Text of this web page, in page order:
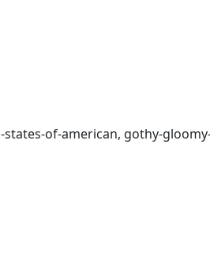
of-american, gothy-